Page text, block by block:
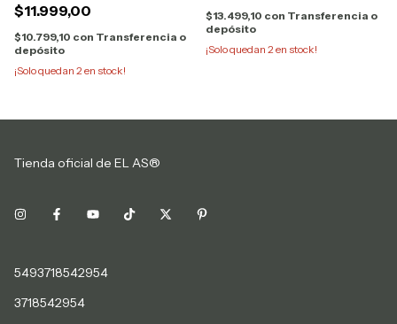
$11.999,00
$10.799,10 con Transferencia o
depósito
¡Solo quedan 2en stock!
$13.499,10 con Transferencia o
depósito
¡Solo quedan 2en stock!
Tienda oficial de EL AS®
5493718542954
3718542954